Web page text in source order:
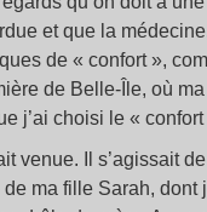
et que la
de « confort »,
de Belle-Île, où
j’ai choisi le « confort
venue. Il s’agissait
ma fille Sarah, dont